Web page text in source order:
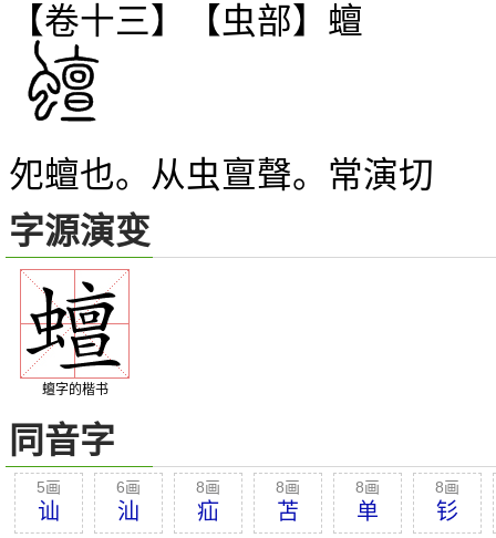
【卷十三】【虫部】 蟺
夗蟺也。从虫亶聲。常演切
字源演变
蟺字的楷书
同音字
5画
讪
6画
汕
8画
疝
8画
苫
8画
单
8画
钐